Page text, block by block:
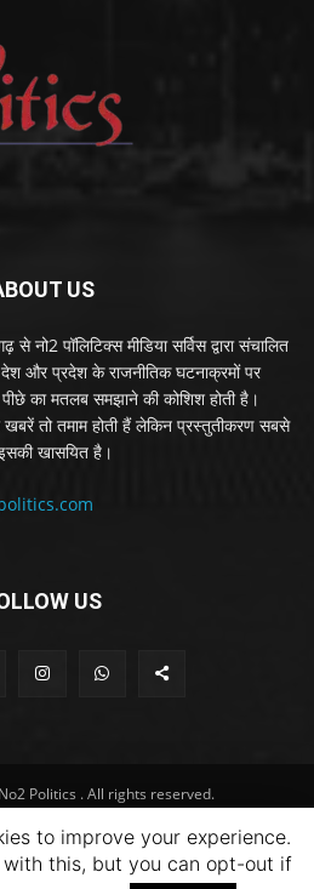
US
पॉलिटिक्स मीडिया सर्विस द्वारा संचालित
और प्रदेश के राजनीतिक घटनाक्रमों पर
का मतलब समझाने की कोशिश होती है।
तो तमाम होती हैं लेकिन प्रस्तुतीकरण सबसे
खासयित है।
US
Politics . All rights reserved.
to improve your experience.
with this, but you can opt-out if